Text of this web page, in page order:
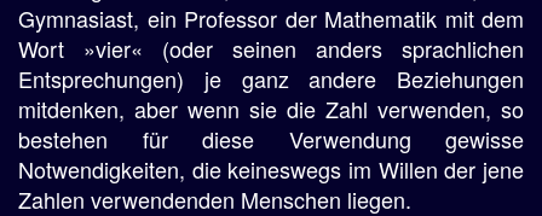
Gymnasiast, ein Professor der Mathematik mit dem
Wort »vier« (oder seinen anders sprachlichen
Entsprechungen) je ganz andere Beziehungen
mitdenken, aber wenn sie die Zahl verwenden, so
bestehen für diese Verwendung gewisse
Notwendigkeiten, die keineswegs im Willen der jene
Zahlen verwendenden Menschen liegen.